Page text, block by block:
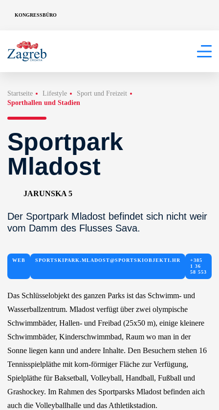
KONGRESSBÜRO
Startseite Lifestyle
Sport und Freizeit
Sporthallen und Stadien
Sportpark
Mladost
JARUNSKA 5
Der Sportpark Mladost befindet sich nicht weir
vom Damm des Flusses Sava.
WEB SPORTSKIPARK.MLADOST@SPORTSKIOBJEKTI.HR
+385
1 36
58 553
Das Schlüsselobjekt des ganzen Parks ist das Schwimm- und
Wasserballzentrum. Mladost verfügt über zwei olympische
Schwimmbäder, Hallen- und Freibad (25x50 m), einige kleinere
Schwimmbäder, Kinderschwimmbad, Raum wo man in der
Sonne liegen kann und andere Inhalte. Den Besuchern stehen 16
Tennisspielpläthe mit korn-förmiger Fläche zur Verfügung,
Spielpläthe für Baksetball, Volleyball, Handball, Fußball und
Grashockey. Im Rahmen des Sportparsks Mladost befinden aich
auch die Volleyballhalle und das Athletikstadion.